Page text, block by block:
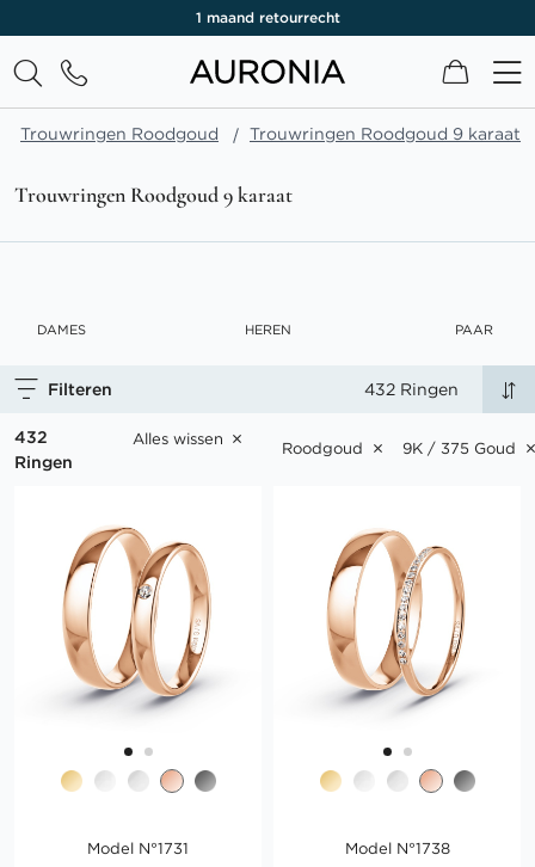
1 maand retourrecht
Trouwringen Roodgoud Trouwringen Roodgoud 9 karaat
Trouwringen Roodgoud 9 karaat
DAMES HEREN PAAR
Filteren 432 Ringen
432
Ringen
Alles wissen Roodgoud 9K / 375 Goud
Model N°1731 Model N°1738